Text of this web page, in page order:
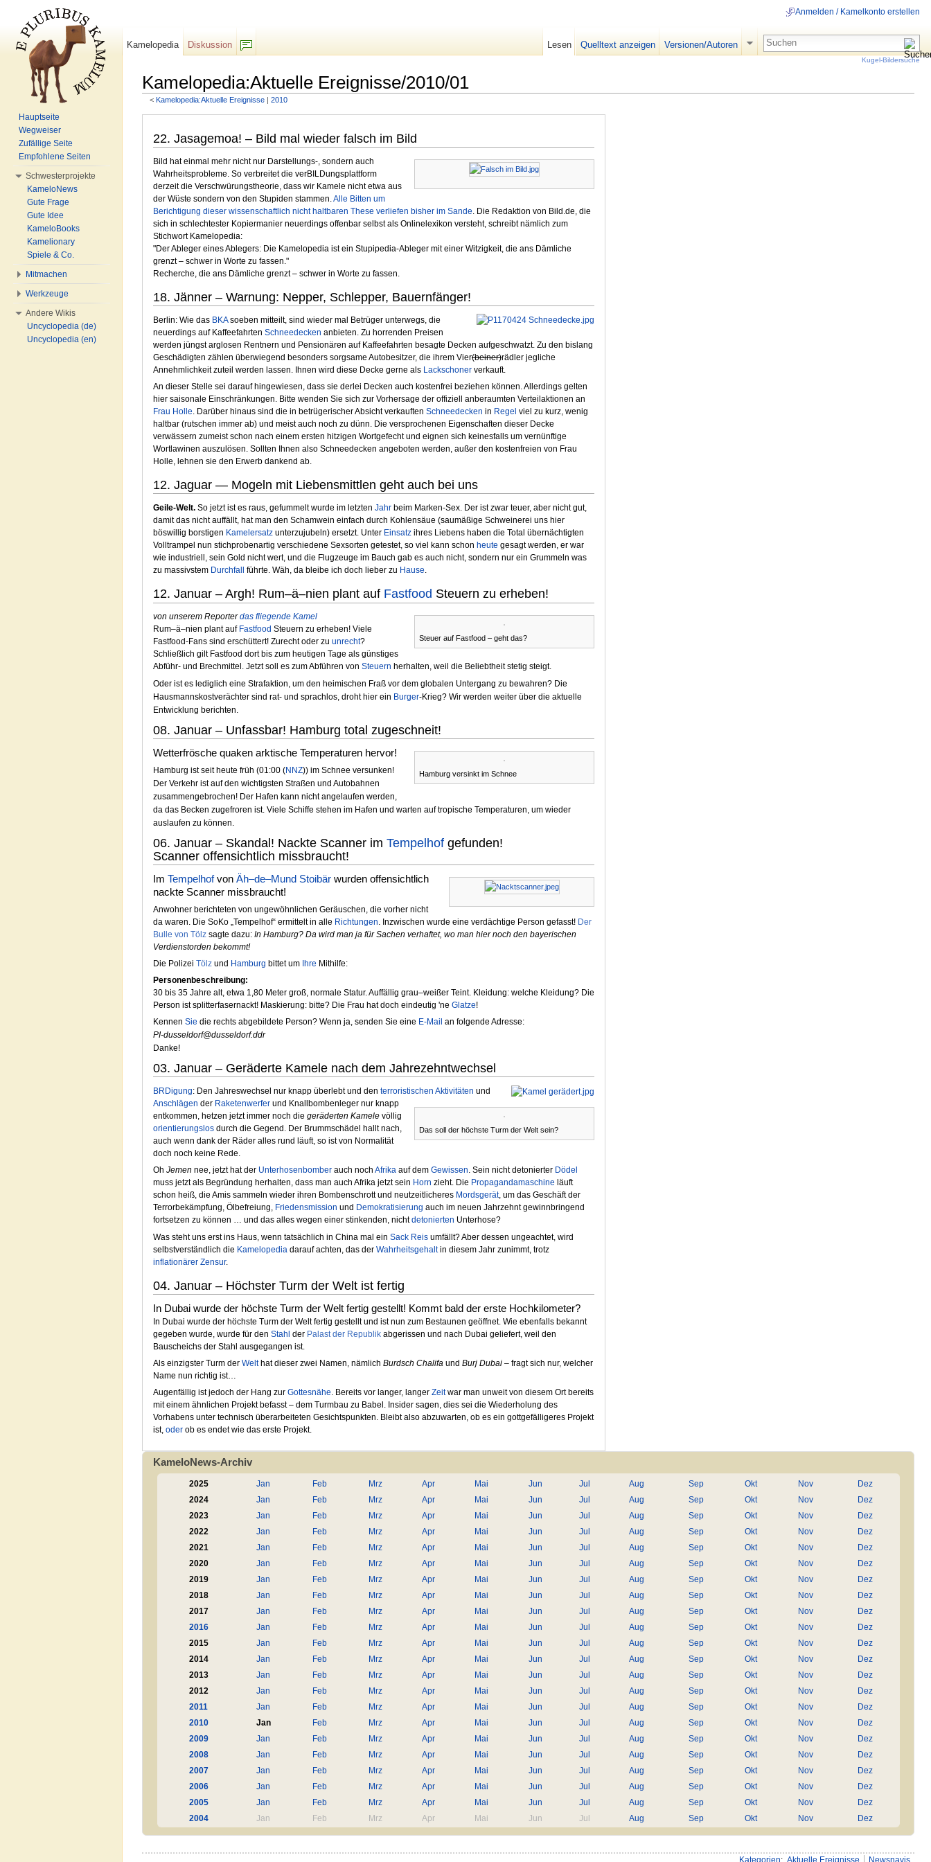
Kamelopedia:Aktuelle Ereignisse/2010/01
< Kamelopedia:Aktuelle Ereignisse‎ | 2010
22. Jasagemoa! – Bild mal wieder falsch im Bild
Bild hat einmal mehr nicht nur Darstellungs-, sondern auch
Wahrheitsprobleme. So verbreitet die verBILDungsplattform
derzeit die Verschwürungstheorie, dass wir Kamele nicht etwa aus
der Wüste sondern von den Stupiden stammen. Alle Bitten um
Berichtigung dieser wissenschaftlich nicht haltbaren These verliefen bisher im Sande . Die Redaktion von Bild.de, die
sich in schlechtester Kopiermanier neuerdings offenbar selbst als Onlinelexikon versteht, schreibt nämlich zum
Stichwort Kamelopedia:
"Der Ableger eines Ablegers: Die Kamelopedia ist ein Stupipedia-Ableger mit einer Witzigkeit, die ans Dämliche
grenzt – schwer in Worte zu fassen."
Recherche, die ans Dämliche grenzt – schwer in Worte zu fassen.
18. Jänner – Warnung: Nepper, Schlepper, Bauernfänger!
Berlin: Wie das BKAsoeben mitteilt, sind wieder mal Betrüger unterwegs, die
neuerdings auf Kaffeefahrten Schneedecken anbieten. Zu horrenden Preisen
werden jüngst arglosen Rentnern und Pensionären auf Kaffeefahrten besagte Decken aufgeschwatzt. Zu den bislang
Geschädigten zählen überwiegend besonders sorgsame Autobesitzer, die ihrem Vier(beiner)rädler jegliche
Annehmlichkeit zuteil werden lassen. Ihnen wird diese Decke gerne als Lackschoner verkauft.
An dieser Stelle sei darauf hingewiesen, dass sie derlei Decken auch kostenfrei beziehen können. Allerdings gelten
hier saisonale Einschränkungen. Bitte wenden Sie sich zur Vorhersage der offiziell anberaumten Verteilaktionen an
Frau Holle. Darüber hinaus sind die in betrügerischer Absicht verkauften Schneedecken in Regel viel zu kurz, wenig
haltbar (rutschen immer ab) und meist auch noch zu dünn. Die versprochenen Eigenschaften dieser Decke
verwässern zumeist schon nach einem ersten hitzigen Wortgefecht und eignen sich keinesfalls um vernünftige
Wortlawinen auszulösen. Sollten Ihnen also Schneedecken angeboten werden, außer den kostenfreien von Frau
Holle, lehnen sie den Erwerb dankend ab.
12. Jaguar — Mogeln mit Liebensmittlen geht auch bei uns
Geile-Welt. So jetzt ist es raus, gefummelt wurde im letzten Jahr beim Marken-Sex. Der ist zwar teuer, aber nicht gut,
damit das nicht auffällt, hat man den Schamwein einfach durch Kohlensäue (saumäßige Schweinerei uns hier
böswillig borstigen Kamelersatz unterzujubeln) ersetzt. Unter Einsatz ihres Liebens haben die Total übernächtigten
Volltrampel nun stichprobenartig verschiedene Sexsorten getestet, so viel kann schon heute gesagt werden, er war
wie industriell, sein Gold nicht wert, und die Flugzeuge im Bauch gab es auch nicht, sondern nur ein Grummeln was
zu massivstem Durchfall führte. Wäh, da bleibe ich doch lieber zu Hause.
12. Januar – Argh! Rum–ä–nien plant auf Fastfood Steuern zu erheben!
Steuer auf Fastfood – geht das?
von unserem Reporterdas fliegende Kamel
Rum–ä–nien plant auf Fastfood Steuern zu erheben! Viele
Fastfood-Fans sind erschüttert! Zurecht oder zu unrecht?
Schließlich gilt Fastfood dort bis zum heutigen Tage als günstiges
Abführ- und Brechmittel. Jetzt soll es zum Abführen von Steuern herhalten, weil die Beliebtheit stetig steigt.
Oder ist es lediglich eine Strafaktion, um den heimischen Fraß vor dem globalen Untergang zu bewahren? Die
Hausmannskostverächter sind rat- und sprachlos, droht hier ein Burger-Krieg? Wir werden weiter über die aktuelle
Entwicklung berichten.
08. Januar – Unfassbar! Hamburg total zugeschneit!
Hamburg versinkt im Schnee
Wetterfrösche quaken arktische Temperaturen hervor!
Hamburg ist seit heute früh (01:00 (NNZ)) im Schnee versunken!
Der Verkehr ist auf den wichtigsten Straßen und Autobahnen
zusammengebrochen! Der Hafen kann nicht angelaufen werden,
da das Becken zugefroren ist. Viele Schiffe stehen im Hafen und warten auf tropische Temperaturen, um wieder
auslaufen zu können.
06. Januar – Skandal! Nackte Scanner im Tempelhof gefunden!
Scanner offensichtlich missbraucht!
Im Tempelhofvon Äh–de–Mund Stoibär wurden offensichtlich
nackte Scanner missbraucht!
Anwohner berichteten von ungewöhnlichen Geräuschen, die vorher nicht
da waren. Die SoKo „Tempelhof“ ermittelt in alle Richtungen. Inzwischen wurde eine verdächtige Person gefasst! Der
Bulle von Tölz sagte dazu: In Hamburg? Da wird man ja für Sachen verhaftet, wo man hier noch den bayerischen
Verdienstorden bekommt!
Die Polizei Tölz und Hamburg bittet um Ihre Mithilfe:
Personenbeschreibung:
30 bis 35 Jahre alt, etwa 1,80 Meter groß, normale Statur. Auffällig grau–weißer Teint. Kleidung: welche Kleidung? Die
Person ist splitterfasernackt! Maskierung: bitte? Die Frau hat doch eindeutig 'ne Glatze!
Kennen Sie die rechts abgebildete Person? Wenn ja, senden Sie eine E-Mail an folgende Adresse:
PI-dusseldorf@dusseldorf.ddr
Danke!
03. Januar – Geräderte Kamele nach dem Jahrezehntwechsel
Das soll der höchste Turm der Welt sein?
BRDigung: Den Jahreswechsel nur knapp überlebt und den terroristischen Aktivitäten und
Anschlägen der Raketenwerfer und Knallbombenleger nur knapp
entkommen, hetzen jetzt immer noch die geräderten Kamele völlig
orientierungslos durch die Gegend. Der Brummschädel hallt nach,
auch wenn dank der Räder alles rund läuft, so ist von Normalität
doch noch keine Rede.
Oh Jemen nee, jetzt hat der Unterhosenbomber auch noch Afrika auf dem Gewissen. Sein nicht detonierter Dödel
muss jetzt als Begründung herhalten, dass man auch Afrika jetzt sein Horn zieht. Die Propagandamaschine läuft
schon heiß, die Amis sammeln wieder ihren Bombenschrott und neutzeitlicheres Mordsgerät, um das Geschäft der
Terrorbekämpfung, Ölbefreiung, Friedensmission und Demokratisierung auch im neuen Jahrzehnt gewinnbringend
fortsetzen zu können … und das alles wegen einer stinkenden, nichtdetonierten Unterhose?
Was steht uns erst ins Haus, wenn tatsächlich in China mal ein Sack Reis umfällt? Aber dessen ungeachtet, wird
selbstverständlich die Kamelopedia darauf achten, das der Wahrheitsgehaltin diesem Jahr zunimmt, trotz
inflationärer Zensur.
04. Januar – Höchster Turm der Welt ist fertig
In Dubai wurde der höchste Turm der Welt fertig gestellt! Kommt bald der erste Hochkilometer?
In Dubai wurde der höchste Turm der Welt fertig gestellt und ist nun zum Bestaunen geöffnet. Wie ebenfalls bekannt
gegeben wurde, wurde für den Stahl der Palast der Republik abgerissen und nach Dubai geliefert, weil den
Bauscheichs der Stahl ausgegangen ist.
Als einzigster Turm der Welthat dieser zwei Namen, nämlich Burdsch Chalifa und Burj Dubai – fragt sich nur, welcher
Name nun richtig ist…
Augenfällig ist jedoch der Hang zur Gottesnähe. Bereits vor langer, langer Zeitwar man unweit von diesem Ort bereits
mit einem ähnlichen Projekt befasst – dem Turmbau zu Babel. Insider sagen, dies sei die Wiederholung des
Vorhabens unter technisch überarbeiteten Gesichtspunkten. Bleibt also abzuwarten, ob es ein gottgefälligeres Projekt
ist, oder ob es endet wie das erste Projekt.
KameloNews-Archiv
2025 Jan Feb Mrz Apr Mai Jun Jul Aug Sep Okt Nov
Dez
2024
Jan Feb Mrz Apr Mai Jun Jul Aug Sep Okt Nov
Dez
2023
Jan Feb Mrz Apr Mai Jun Jul Aug Sep Okt Nov
Dez
2022
Jan Feb Mrz Apr Mai Jun Jul Aug Sep Okt Nov
Dez
2021
Jan Feb Mrz Apr Mai Jun Jul Aug Sep Okt Nov
Dez
2020
Jan Feb Mrz Apr Mai Jun Jul Aug Sep Okt Nov
Dez
2019
Jan Feb Mrz Apr Mai Jun Jul Aug Sep Okt Nov
Dez
2018
Jan Feb Mrz Apr Mai Jun Jul Aug Sep Okt Nov
Dez
2017
Jan Feb Mrz Apr Mai Jun Jul Aug Sep Okt Nov
Dez
2016
Jan Feb Mrz Apr Mai Jun Jul Aug Sep Okt Nov
Dez
2015
Jan Feb Mrz Apr Mai Jun Jul Aug Sep Okt Nov
Dez
2014
Jan Feb Mrz Apr Mai Jun Jul Aug Sep Okt Nov
Dez
2013
Jan Feb Mrz Apr Mai Jun Jul Aug Sep Okt Nov
Dez
2012
Jan Feb Mrz Apr Mai Jun Jul Aug Sep Okt Nov
Dez
2011
Jan Feb Mrz Apr Mai Jun Jul Aug Sep Okt Nov
Dez
2010
Jan Feb Mrz Apr Mai Jun Jul Aug Sep Okt Nov
Dez
2009
Jan Feb Mrz Apr Mai Jun Jul Aug Sep Okt Nov
Dez
2008
Jan Feb Mrz Apr Mai Jun Jul Aug Sep Okt Nov
Dez
2007
Jan Feb Mrz Apr Mai Jun Jul Aug Sep Okt Nov
Dez
2006
Jan Feb Mrz Apr Mai Jun Jul Aug Sep Okt Nov
Dez
2005
Jan Feb Mrz Apr Mai Jun Jul Aug Sep Okt Nov
Dez
2004
Jan Feb Mrz Apr Mai Jun Jul Aug Sep Okt Nov Dez
Anmelden / Kamelkonto erstellen
Kamelopedia
Diskussion
Lesen Quelltext anzeigen Versionen/Autoren
Kugel-Bildersuche
Hauptseite
Wegweiser
Zufällige Seite
Empfohlene Seiten
Schwesterprojekte
KameloNews
Gute Frage
Gute Idee
KameloBooks
Kamelionary
Spiele & Co.
Mitmachen
Werkzeuge
Andere Wikis
Uncyclopedia (de)
Uncyclopedia (en)